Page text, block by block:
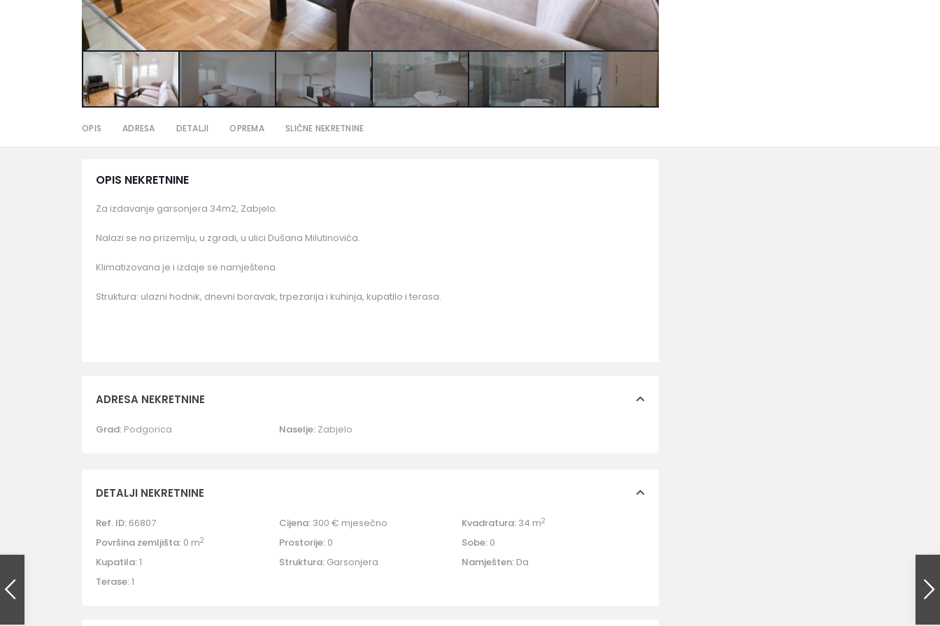
OPIS ADRESA DETALJI OPREMA SLIČNE NEKRETNINE
OPIS NEKRETNINE
Za izdavanje garsonjera 34m2, Zabjelo.
Nalazi se na prizemlju, u zgradi, u ulici Dušana Milutinovića.
Klimatizovana je i izdaje se namještena.
Struktura: ulazni hodnik, dnevni boravak, trpezarija i kuhinja, kupatilo i terasa.
ADRESA NEKRETNINE
Grad: Podgorica Naselje: Zabjelo
DETALJI NEKRETNINE
Ref. ID: 66807 Cijena: 300 € mjesečno Kvadratura: 34 m2
Površina zemljišta: 0 m2 Prostorije:0 Sobe: 0
Kupatila:1 Struktura:Garsonjera Namješten: Da
Terase:1